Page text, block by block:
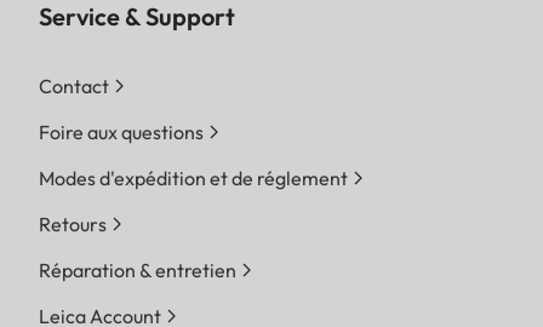
Service & Support
Contact
Foire aux questions
Modes d'expédition et de réglement
Retours
Réparation & entretien
Leica Account